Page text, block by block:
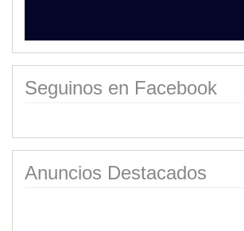
Seguinos en Facebook
Anuncios Destacados